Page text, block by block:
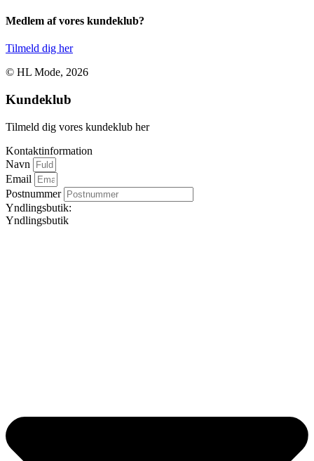
Medlem af vores kundeklub?
Tilmeld dig her
© HL Mode, 2026
Kundeklub
Tilmeld dig vores kundeklub her
Kontaktinformation
Navn
Email
Postnummer
Yndlingsbutik:
Yndlingsbutik